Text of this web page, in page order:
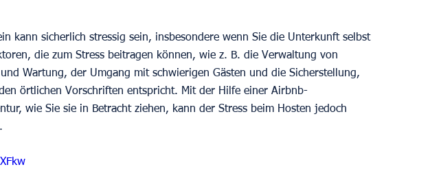
kann sicherlich stressig sein, insbesondere wenn Sie die Unterkunft selbst
die zum Stress beitragen können, wie z. B. die Verwaltung von
Wartung, der Umgang mit schwierigen Gästen und die Sicherstellung,
örtlichen Vorschriften entspricht. Mit der Hilfe einer Airbnb-
wie Sie sie in Betracht ziehen, kann der Stress beim Hosten jedoch